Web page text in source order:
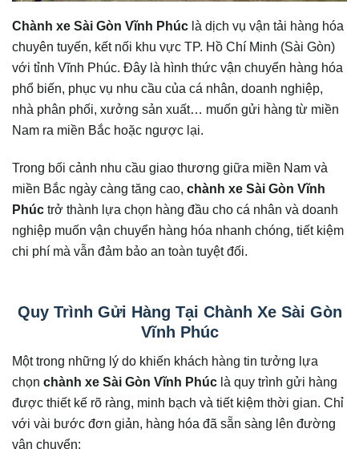
Chành xe Sài Gòn Vĩnh Phúc là dịch vụ vận tải hàng hóa
chuyên tuyến, kết nối khu vực TP. Hồ Chí Minh (Sài Gòn)
với tỉnh Vĩnh Phúc. Đây là hình thức vận chuyển hàng hóa
phổ biến, phục vụ nhu cầu của cá nhân, doanh nghiệp,
nhà phân phối, xưởng sản xuất… muốn gửi hàng từ miền
Nam ra miền Bắc hoặc ngược lại.
Trong bối cảnh nhu cầu giao thương giữa miền Nam và
miền Bắc ngày càng tăng cao, chành xe Sài Gòn Vĩnh
Phúc trở thành lựa chọn hàng đầu cho cá nhân và doanh
nghiệp muốn vận chuyển hàng hóa nhanh chóng, tiết kiệm
chi phí mà vẫn đảm bảo an toàn tuyệt đối.
Quy Trình Gửi Hàng Tại Chành Xe Sài Gòn
Vĩnh Phúc
Một trong những lý do khiến khách hàng tin tưởng lựa
chọn chành xe Sài Gòn Vĩnh Phúc là quy trình gửi hàng
được thiết kế rõ ràng, minh bạch và tiết kiệm thời gian. Chỉ
với vài bước đơn giản, hàng hóa đã sẵn sàng lên đường
vận chuyển: